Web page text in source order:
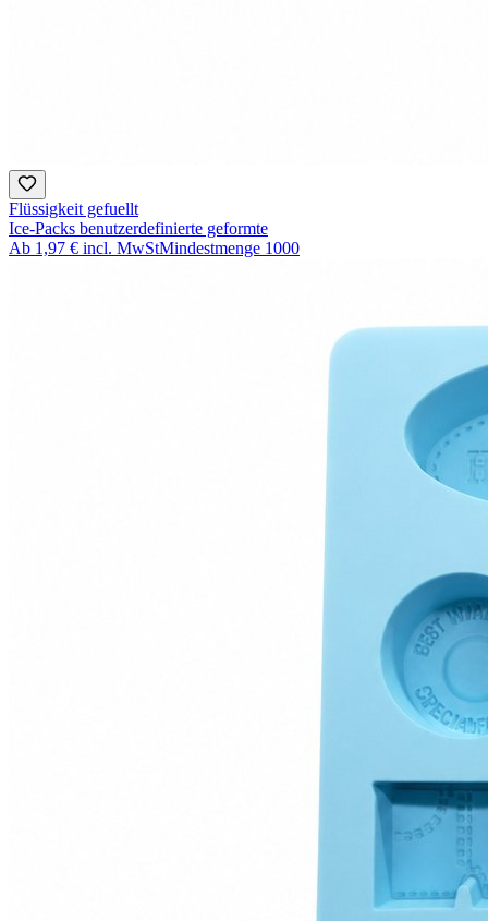
Flüssigkeit gefuellt
Ice-Packs benutzerdefinierte geformte
Ab 1,97 € incl. MwStMindestmenge 1000